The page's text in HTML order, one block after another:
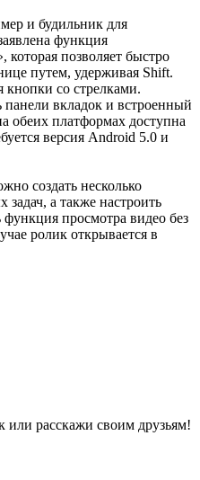
и будильник для
функция
которая позволяет быстро
путем, удерживая Shift.
кнопки со стрелками.
вкладок и встроенный
обеих платформах доступна
версия Android 5.0 и
создать несколько
задач, а также настроить
просмотра видео без
ролик открывается в
или расскажи своим друзьям!